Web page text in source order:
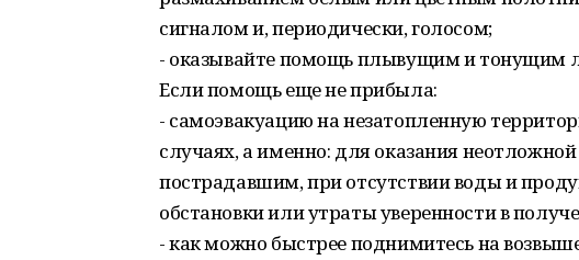
сигналом и, периодически, голосом;
- оказывайте помощь плывущим и тонущим
Если помощь еще не прибыла:
- самоэвакуацию на незатопленную
случаях, а именно: для оказания
пострадавшим, при отсутствии воды и
обстановки или утраты уверенности в
- как можно быстрее поднимитесь на